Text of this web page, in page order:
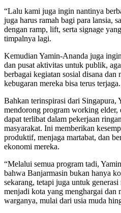
“Lalu kami juga ingin nantinya
juga harus ramah bagi para lansia,
dengan ramp, lift, serta signage
timpalnya lagi.
Kemudian Yamin-Ananda juga
dan pusat aktivitas untuk publik,
berbagai kegiatan sosial disana dan
kebugaran mereka bisa terus terjaga.
Bahkan terinspirasi dari Singapura,
mendorong program working
dapat terlibat dalam pekerjaan
masyarakat. Ini memberikan
produktif, menjaga martabat, dan
ekonomi mereka.
“Melalui semua program tadi,
bahwa Banjarmasin bukan hanya
sekarang, tetapi juga untuk
menjadi kota yang menghargai dan
warganya, mulai dari usia muda